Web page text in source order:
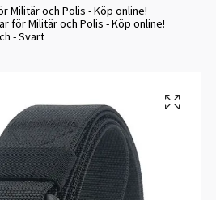
Militär och Polis - Köp online!
för Militär och Polis - Köp online!
- Svart